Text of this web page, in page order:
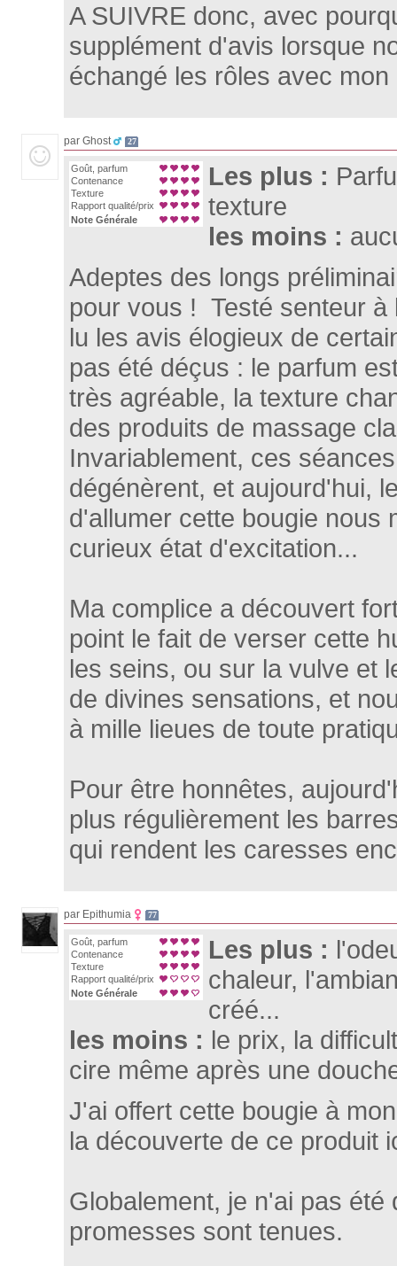
A SUIVRE donc, avec
supplément d'avis lorsque
échangé les rôles avec mon
par Ghost 27
Goût, parfum
Contenance
Texture
Rapport qualité/prix
Note Générale
Les plus :
texture
les moins :
Adeptes des longs
pour vous ! Testé senteur à
lu les avis élogieux de
pas été déçus : le parfum
très agréable, la texture
des produits de massage
Invariablement, ces
dégénèrent, et aujourd'hui,
d'allumer cette bougie nous
curieux état d'excitation...
Ma complice a découvert
point le fait de verser cette
les seins, ou sur la vulve et
de divines sensations, et
à mille lieues de toute
Pour être honnêtes,
plus régulièrement les
qui rendent les caresses
par Epithumia 77
Goût, parfum
Contenance
Texture
Rapport qualité/prix
Note Générale
Les plus :
chaleur,
créé...
les moins : le prix, la
cire même après une
J'ai offert cette bougie à
la découverte de ce produit
Globalement, je n'ai pas été
promesses sont tenues.